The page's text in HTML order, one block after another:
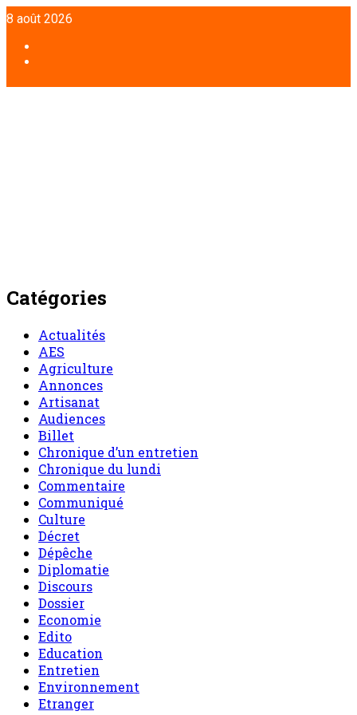
Aller
au
contenu
8 août 2026
Catégories
Actualités
AES
Agriculture
Annonces
Artisanat
Audiences
Billet
Chronique d’un entretien
Chronique du lundi
Commentaire
Communiqué
Culture
Décret
Dépêche
Diplomatie
Discours
Dossier
Economie
Edito
Education
Entretien
Environnement
Etranger